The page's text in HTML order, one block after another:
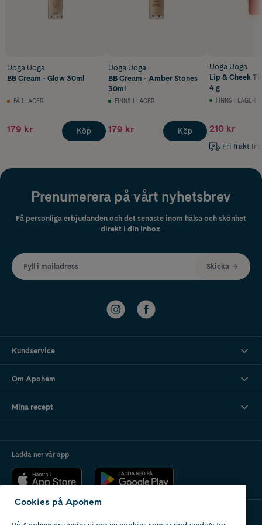
Uoga Uoga
BB Cream - Glow 30ml
FÅ I LAGER
179 kr Köp
Uoga Uoga
BB Cream - Amber Stones
30ml
FINNS I LAGER
179 kr Köp
Uoga Uoga
Lip & Cheek
4 g
FINNS I LAGER
210 kr
Fri frakt
Prenumerera på vårt nyhetsbrev
Få personliga erbjudanden och det senaste inom hälsa och skönhet
direkt i din inbox.
Fyll i mailadress Skicka
Kundservice
Om Apohem
Mina recept
Ladda ner vår app
Cookies på Apohem